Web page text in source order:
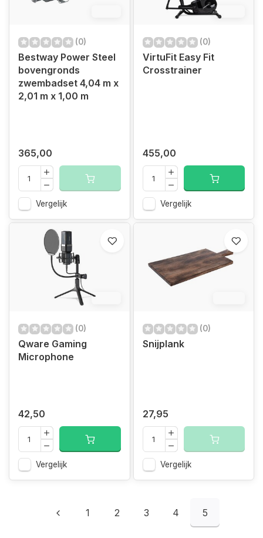
(0)
Bestway Power Steel
bovengronds
zwembadset 4,04 m x
2,01 m x 1,00 m
365,00
Vergelijk
12.4%
(0)
VirtuFit Easy Fit
Crosstrainer
455,00
Vergelijk
(0)
Qware Gaming
Microphone
42,50
Vergelijk
(0)
Snijplank
27,95
Vergelijk
1 2 3 4 5